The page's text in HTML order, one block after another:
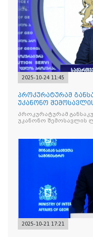
2025-10-24 11:45
პროკურატურამ
უკანონო
საქართველოს
პროკურატურამ
უკანონო შემოსავლის
2025-10-21 17:21